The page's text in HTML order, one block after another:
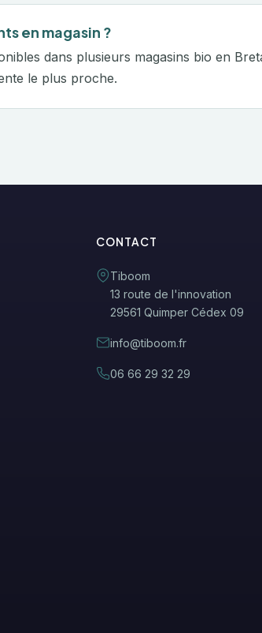
en magasin ?
dans plusieurs magasins bio en
le plus proche.
CONTACT
Tiboom
13 route de l'innovation
29561 Quimper Cédex 09
info@tiboom.fr
06 66 29 32 29